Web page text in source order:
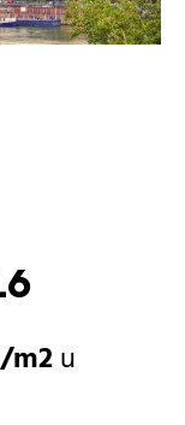
u